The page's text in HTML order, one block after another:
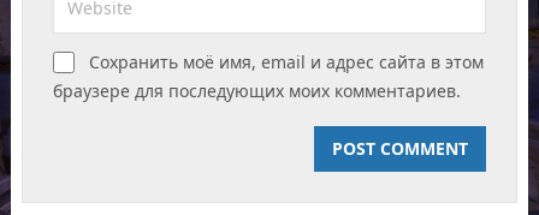
Сохранить моё имя, email и адрес сайта в этом
браузере для последующих моих комментариев.